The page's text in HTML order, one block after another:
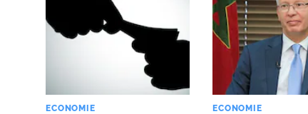
ECONOMIE ECONOMIE